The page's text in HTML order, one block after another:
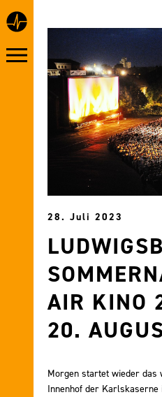
28. Juli 2023
AIR KINO
20.
Morgen startet wieder das
Innenhof der Karlskaserne